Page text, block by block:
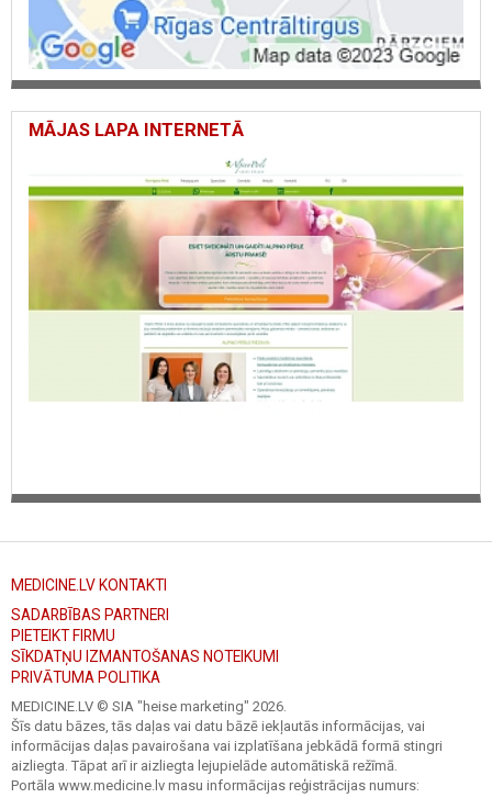
MĀJAS LAPA INTERNETĀ
MEDICINE.LV KONTAKTI
SADARBĪBAS PARTNERI
PIETEIKT FIRMU
SĪKDATŅU IZMANTOŠANAS NOTEIKUMI
PRIVĀTUMA POLITIKA
MEDICINE.LV © SIA "heise marketing" 2026.
Šīs datu bāzes, tās daļas vai datu bāzē iekļautās informācijas, vai
informācijas daļas pavairošana vai izplatīšana jebkādā formā stingri
aizliegta. Tāpat arī ir aizliegta lejupielāde automātiskā režīmā.
Portāla www.medicine.lv masu informācijas reģistrācijas numurs: